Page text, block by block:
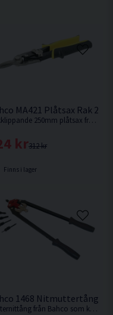
MA421 Plåtsax Rak
Rakklippande 250mm plåtsax från Bahco som klipper upp till 1,5mm plåt.
312 kr
kr
Finns i lager
1468 Nitmuttertång
Mutternittång från Bahco som klarar M10 mutternitar i metallpaneler.